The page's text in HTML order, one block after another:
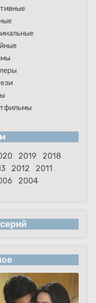
2019
2018
2012
2011
2004